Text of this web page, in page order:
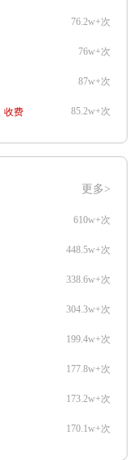
76.2w+次
76w+次
87w+次
85.2w+次
收费
更多>
610w+次
448.5w+次
338.6w+次
304.3w+次
199.4w+次
177.8w+次
173.2w+次
170.1w+次